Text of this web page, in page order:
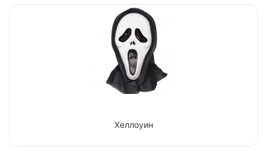
Хеллоуин